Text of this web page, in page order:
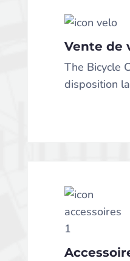
Vente de
The Bicycle
disposition
The Bicycle
disposition
vélo pour